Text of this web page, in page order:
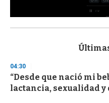
s
d
s
o
f
04:30
“Desde que nació mi
lactancia, sexualidad y